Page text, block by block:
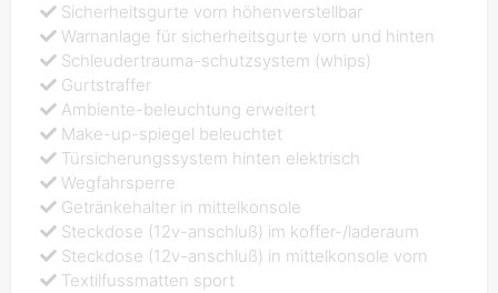
Sicherheitsgurte vorn höhenverstellbar
Warnanlage für sicherheitsgurte vorn und hinten
Schleudertrauma-schutzsystem (whips)
Gurtstraffer
Ambiente-beleuchtung erweitert
Make-up-spiegel beleuchtet
Türsicherungssystem hinten elektrisch
Wegfahrsperre
Getränkehalter in mittelkonsole
Steckdose (12v-anschluß) im koffer-/laderaum
Steckdose (12v-anschluß) in mittelkonsole vorn
Textilfussmatten sport